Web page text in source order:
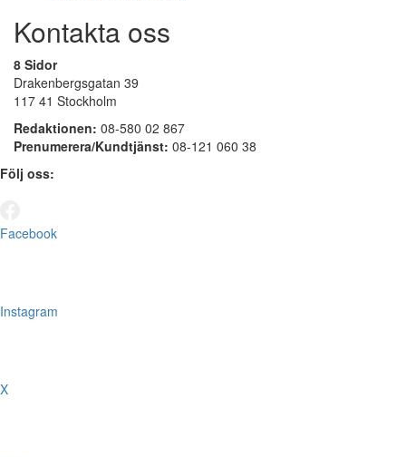
Kontakta oss
8 Sidor
Drakenbergsgatan 39
117 41 Stockholm
Redaktionen: 08-580 02 867
Prenumerera/Kundtjänst: 08-121 060 38
Följ oss:
Facebook
Instagram
X